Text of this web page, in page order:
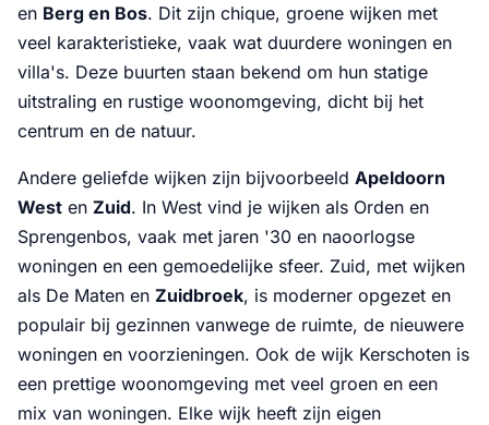
en Berg en Bos. Dit zijn chique, groene wijken met
veel karakteristieke, vaak wat duurdere woningen en
villa's. Deze buurten staan bekend om hun statige
uitstraling en rustige woonomgeving, dicht bij het
centrum en de natuur.
Andere geliefde wijken zijn bijvoorbeeld Apeldoorn
West en Zuid. In West vind je wijken als Orden en
Sprengenbos, vaak met jaren '30 en naoorlogse
woningen en een gemoedelijke sfeer. Zuid, met wijken
als De Maten en Zuidbroek, is moderner opgezet en
populair bij gezinnen vanwege de ruimte, de nieuwere
woningen en voorzieningen. Ook de wijk Kerschoten is
een prettige woonomgeving met veel groen en een
mix van woningen. Elke wijk heeft zijn eigen